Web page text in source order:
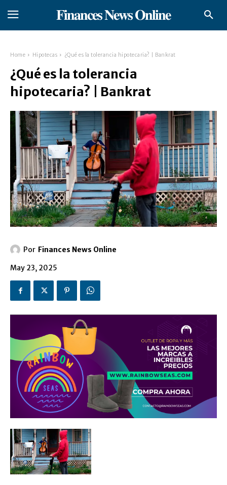
𝐅𝐢𝐧𝐚𝐧𝐜𝐞𝐬 𝐍𝐞𝐰𝐬 𝐎𝐧𝐥𝐢𝐧𝐞
Home Hipotecas ¿Qué es la tolerancia hipotecaria? | Bankrat
¿Qué es la tolerancia
hipotecaria? | Bankrat
Por Finances News Online
May 23, 2025